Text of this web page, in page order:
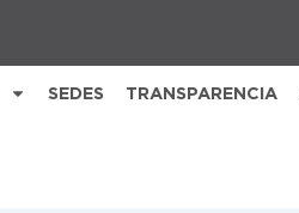
SEDES TRANSPARENCIA